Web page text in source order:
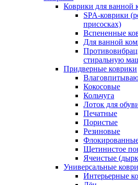
Коврики для ванной
SPA-коврики
присосках)
Вспененные
Для ванной
стиральную
Придверные коврики
Кокосовые
Кольчуга
Лоток для
Печатные
Пористые
Резиновые
Щетинистое
Ячеистые
Универсальные
Интерьерные